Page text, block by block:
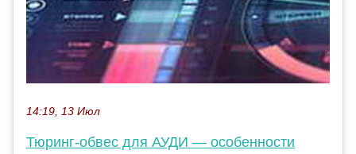
14:19, 13 Июл
Тюринг-обвес для АУДИ — особенности